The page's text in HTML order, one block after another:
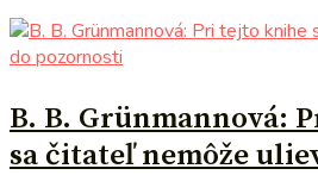
do pozornosti
B. B. Grünmannová:
sa čitateľ nemôže